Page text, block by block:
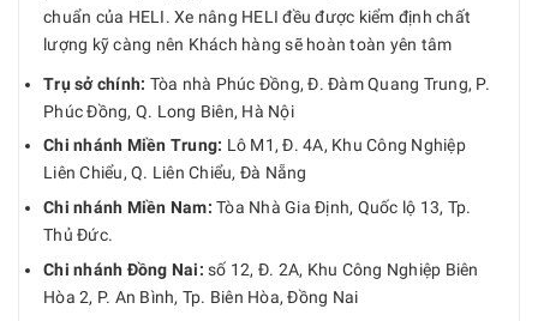
chuẩn của HELI. Xe nâng HELI đều được kiểm định chất
lượng kỹ càng nên Khách hàng sẽ hoàn toàn yên tâm
Trụ sở chính: Tòa nhà Phúc Đồng, Đ. Đàm Quang Trung, P.
Phúc Đồng, Q. Long Biên, Hà Nội
Chi nhánh Miền Trung: Lô M1, Đ. 4A, Khu Công Nghiệp
Liên Chiểu, Q. Liên Chiểu, Đà Nẵng
Chi nhánh Miền Nam: Tòa Nhà Gia Định, Quốc lộ 13, Tp.
Thủ Đức.
Chi nhánh Đồng Nai: số 12, Đ. 2A, Khu Công Nghiệp Biên
Hòa 2, P. An Bình, Tp. Biên Hòa, Đồng Nai